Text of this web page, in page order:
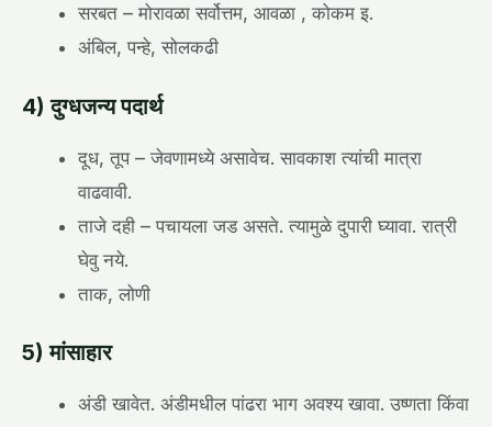
सरबत – मोरावळा सर्वोत्तम, आवळा , कोकम इ.
अंबिल, पन्हे, सोलकढी
4) दुग्धजन्य पदार्थ
दूध, तूप – जेवणामध्ये असावेच. सावकाश त्यांची मात्रा
वाढवावी.
ताजे दही – पचायला जड असते. त्यामुळे दुपारी घ्यावा. रात्री
घेवु नये.
ताक, लोणी
5) मांसाहार
अंडी खावेत. अंडीमधील पांढरा भाग अवश्य खावा. उष्णता किंवा